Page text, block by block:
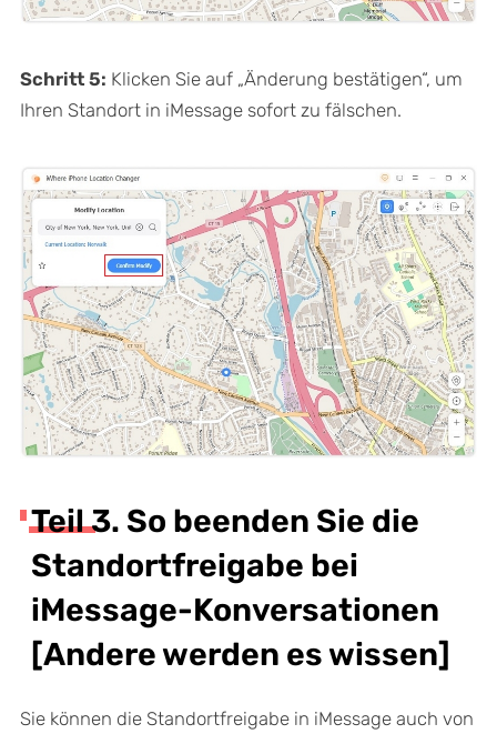
Schritt 5: Klicken Sie auf „Änderung bestätigen“, um
Ihren Standort in iMessage sofort zu fälschen.
Teil 3. So beenden Sie die
Standortfreigabe bei
iMessage-Konversationen
[Andere werden es wissen]
Sie können die Standortfreigabe in iMessage auch von